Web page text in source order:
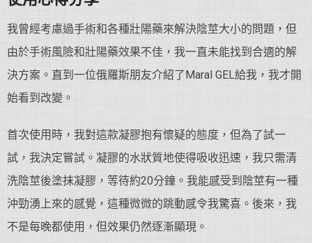
我曾經考慮過手術和各種壯陽藥來解決陰莖大小的問題，但
由於手術風險和壯陽藥效果不佳，我一直未能找到合適的解
決方案。直到一位俄羅斯朋友介紹了Maral GEL給我，我才開
始看到改變。
首次使用時，我對這款凝膠抱有懷疑的態度，但為了試一
試，我決定嘗試。凝膠的水狀質地使得吸收迅速，我只需清
洗陰莖後塗抹凝膠，等待約20分鐘。我能感受到陰莖有一種
沖勁湧上來的感覺，這種微微的跳動感令我驚喜。後來，我
不是每晚都使用，但效果仍然逐漸顯現。